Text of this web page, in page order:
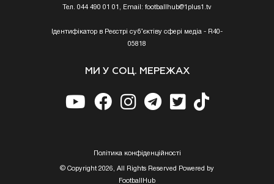
Тел. 044 490 01 01, Email: footballhub@1plus1.tv
Ідентифікатор в Реєстрі суб’єктіву сфері медіа - R40-
05818
МИ У СОЦ. МЕРЕЖАХ
Полiтика конфiденцiйностi
© Copyright 2026, All Rights Reserved Powered by
FootballHub